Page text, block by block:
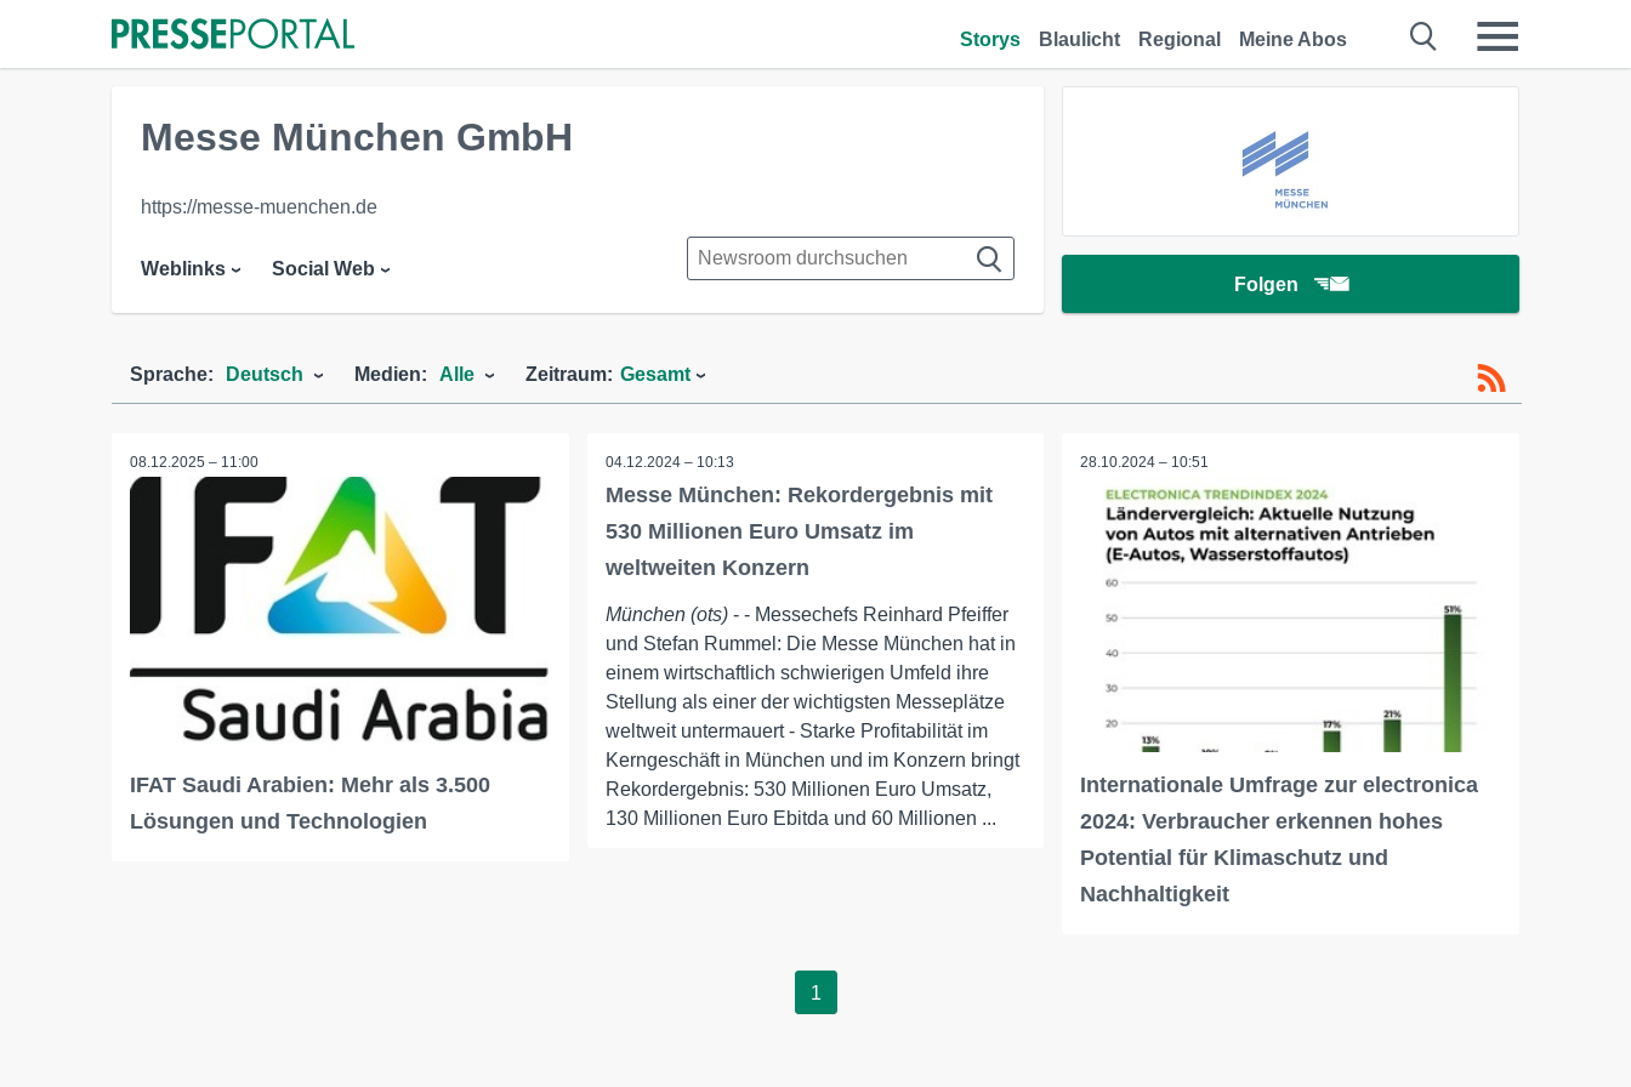
Storys Blaulicht Regional Meine Abos
Folgen
Messe München GmbH
https://messe-muenchen.de
Weblinks Social Web
Sprache: Deutsch Medien: Alle Zeitraum: Gesamt
08.12.2025 – 11:00
IFAT Saudi Arabien: Mehr als 3.500
Lösungen und Technologien
04.12.2024 – 10:13
Messe München: Rekordergebnis mit
530 Millionen Euro Umsatz im
weltweiten Konzern
München (ots)- - Messechefs Reinhard Pfeiffer
und Stefan Rummel: Die Messe München hat in
einem wirtschaftlich schwierigen Umfeld ihre
Stellung als einer der wichtigsten Messeplätze
weltweit untermauert - Starke Profitabilität im
Kerngeschäft in München und im Konzern bringt
Rekordergebnis: 530 Millionen Euro Umsatz,
130 Millionen Euro Ebitda und 60 Millionen ...
28.10.2024 – 10:51
Internationale Umfrage zur electronica
2024: Verbraucher erkennen hohes
Potential für Klimaschutz und
Nachhaltigkeit
1